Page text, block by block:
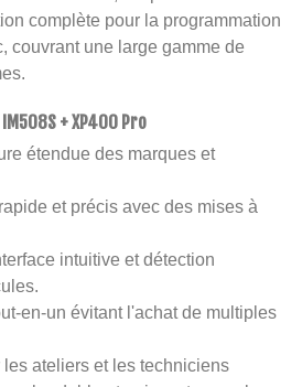
complète pour la programmation
couvrant une large gamme de
+ XP400 Pro
étendue des marques et
et précis avec des mises à
intuitive et détection
en-un évitant l'achat de multiples
ateliers et les techniciens